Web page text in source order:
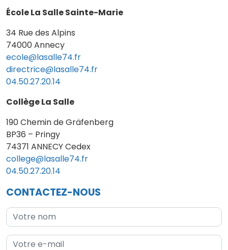
École La Salle Sainte-Marie
34 Rue des Alpins
74000 Annecy
ecole@lasalle74.fr
directrice@lasalle74.fr
04.50.27.20.14
Collège La Salle
190 Chemin de Gräfenberg
BP36 – Pringy
74371 ANNECY Cedex
college@lasalle74.fr
04.50.27.20.14
CONTACTEZ-NOUS